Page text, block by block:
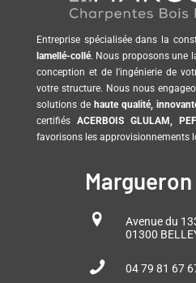
Entreprise spécialisée dans la
lamellé-collé. Nous proposons une
conception et de l'ingénierie de
votre structure. Nous nous
solutions de haute qualité,
certifiésACERBOIS GLULAM,
favorisons les approvisionnements
Margueron
Avenue du
01300
04 79 81 67